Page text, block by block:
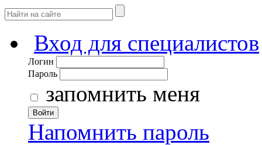
Вход для специалистов
Логин
Пароль
запомнить меня
Войти
Напомнить пароль